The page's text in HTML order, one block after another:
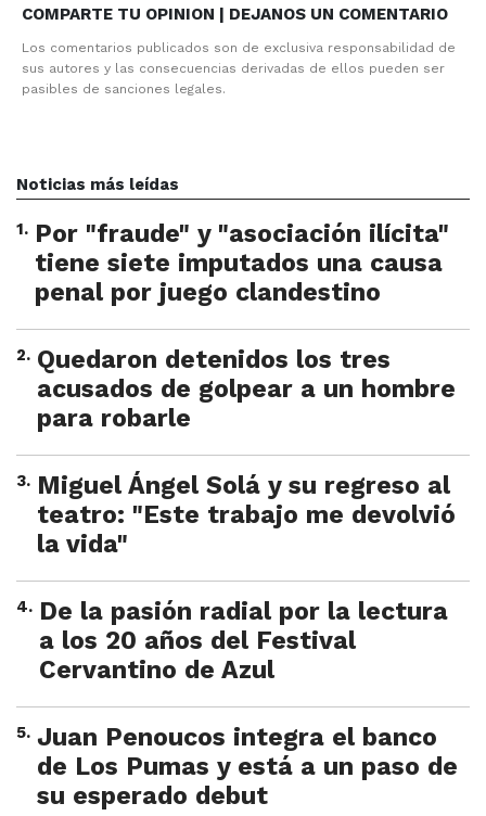
COMPARTE TU OPINION | DEJANOS UN COMENTARIO
Los comentarios publicados son de exclusiva responsabilidad de
sus autores y las consecuencias derivadas de ellos pueden ser
pasibles de sanciones legales.
Noticias más leídas
1. Por "fraude" y "asociación ilícita"
tiene siete imputados una causa
penal por juego clandestino
2. Quedaron detenidos los tres
acusados de golpear a un hombre
para robarle
3. Miguel Ángel Solá y su regreso al
teatro: "Este trabajo me devolvió
la vida"
4. De la pasión radial por la lectura
a los 20 años del Festival
Cervantino de Azul
5. Juan Penoucos integra el banco
de Los Pumas y está a un paso de
su esperado debut